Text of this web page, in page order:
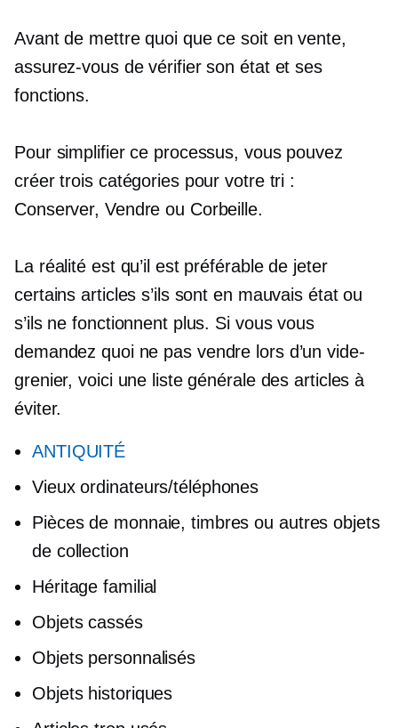
Avant de mettre quoi que ce soit en vente,
assurez-vous de vérifier son état et ses
fonctions.
Pour simplifier ce processus, vous pouvez
créer trois catégories pour votre tri :
Conserver, Vendre ou Corbeille.
La réalité est qu’il est préférable de jeter
certains articles s’ils sont en mauvais état ou
s’ils ne fonctionnent plus. Si vous vous
demandez quoi ne pas vendre lors d’un vide-
grenier, voici une liste générale des articles à
éviter.
ANTIQUITÉ
Vieux ordinateurs/téléphones
Pièces de monnaie, timbres ou autres objets
de collection
Héritage familial
Objets cassés
Objets personnalisés
Objets historiques